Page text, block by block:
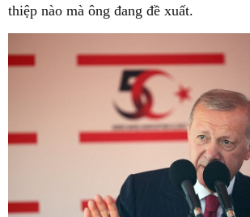
thiệp nào mà ông đang đề xuất.